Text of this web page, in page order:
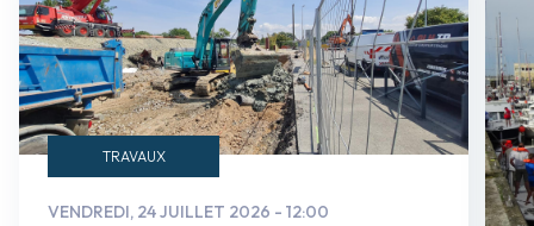
TRAVAUX
VENDREDI, 24 JUILLET 2026 - 12:00